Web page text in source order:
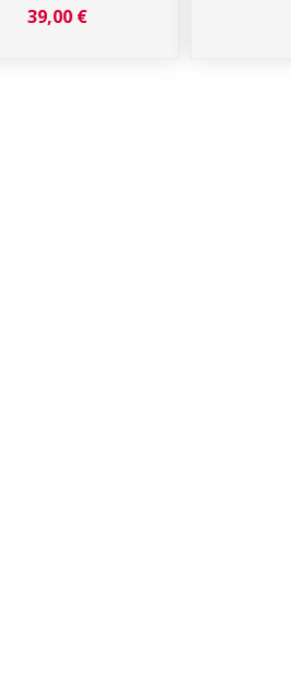
39,00 €